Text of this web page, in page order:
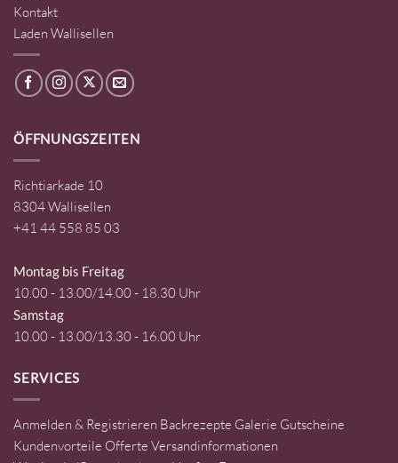
Kontakt
Laden Wallisellen
ÖFFNUNGSZEITEN
Richtiarkade 10
8304 Wallisellen
+41 44 558 85 03
Montag bis Freitag
10.00 - 13.00/14.00 - 18.30 Uhr
Samstag
10.00 - 13.00/13.30 - 16.00 Uhr
SERVICES
Anmelden & Registrieren Backrezepte Galerie Gutscheine
Kundenvorteile Offerte Versandinformationen